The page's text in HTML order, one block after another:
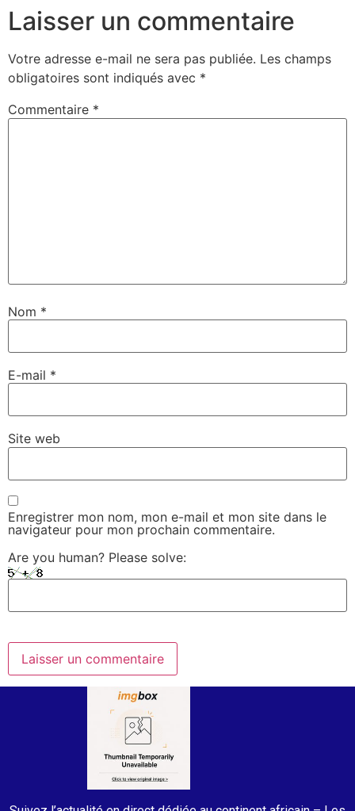
Laisser un commentaire
Votre adresse e-mail ne sera pas publiée. Les champs
obligatoires sont indiqués avec *
Commentaire *
Nom *
E-mail *
Site web
Enregistrer mon nom, mon e-mail et mon site dans le
navigateur pour mon prochain commentaire.
Are you human? Please solve: